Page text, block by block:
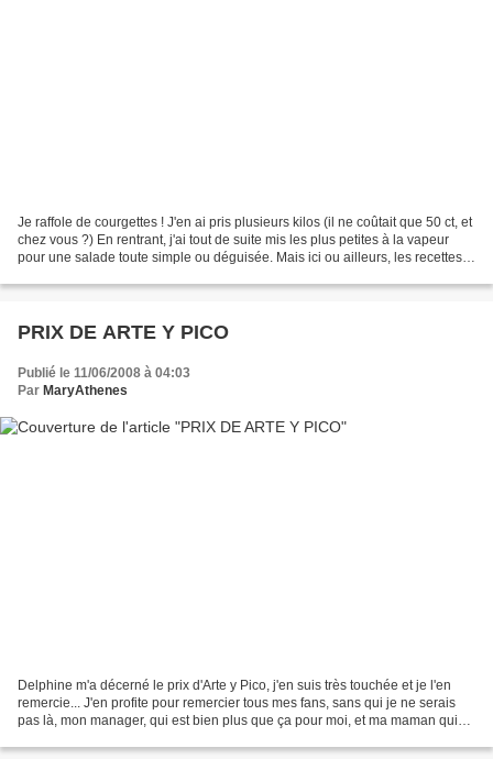
Je raffole de courgettes ! J'en ai pris plusieurs kilos (il ne coûtait que 50 ct, et
chez vous ?) En rentrant, j'ai tout de suite mis les plus petites à la vapeur
pour une salade toute simple ou déguisée. Mais ici ou ailleurs, les recettes
PRIX DE ARTE Y PICO
Publié le 11/06/2008 à 04:03
Par MaryAthenes
Delphine m'a décerné le prix d'Arte y Pico, j'en suis très touchée et je l'en
remercie... J'en profite pour remercier tous mes fans, sans qui je ne serais
pas là, mon manager, qui est bien plus que ça pour moi, et ma maman qui